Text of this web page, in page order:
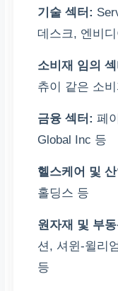
기술 섹터:
데스크, 엔비
소비재 임의
츄이 같은 소
금융 섹터: 페
Global Inc 등
헬스케어 및
홀딩스 등
원자재 및 부
션, 셔윈-윌리
등